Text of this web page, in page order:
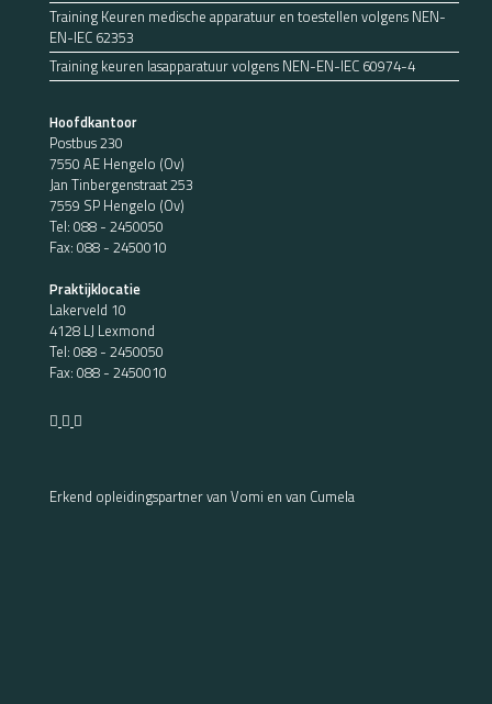
Training Keuren medische apparatuur en toestellen volgens NEN-
EN-IEC 62353
Training keuren lasapparatuur volgens NEN-EN-IEC 60974-4
Hoofdkantoor
Postbus 230
7550 AE Hengelo (Ov)
Jan Tinbergenstraat 253
7559 SP Hengelo (Ov)
Tel: 088 - 2450050
Fax: 088 - 2450010
Praktijklocatie
Lakerveld 10
4128 LJ Lexmond
Tel: 088 - 2450050
Fax: 088 - 2450010
Erkend opleidingspartner van Vomi en van Cumela